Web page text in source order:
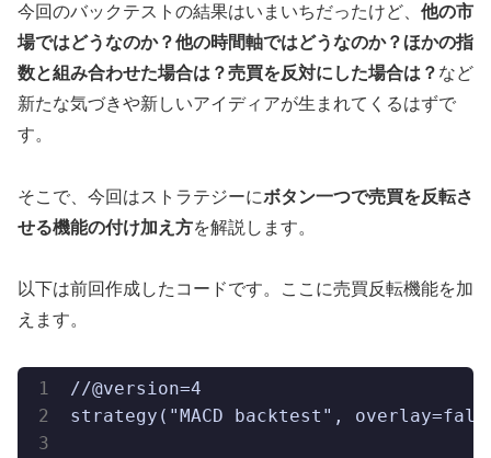
今回のバックテストの結果はいまいちだったけど、 他の市
場ではどうなのか？他の時間軸ではどうなのか？ほかの指
数と組み合わせた場合は？売買を反対にした場合は？ など
新たな気づきや新しいアイディアが生まれてくるはずで
す。
そこで、今回はストラテジーにボタン一つで売買を反転さ
せる機能の付け加え方を解説します。
以下は前回作成したコードです。ここに売買反転機能を加
えます。
//@version=4
strategy("MACD backtest",